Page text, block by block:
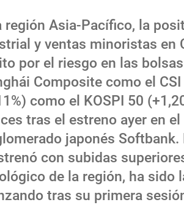
región Asia-Pacífico, la
y ventas minoristas en
por el riesgo en las
Composite como el
como el KOSPI 50
tras el estreno ayer en
japonés
con subidas
de la región, ha sido
tras su primera